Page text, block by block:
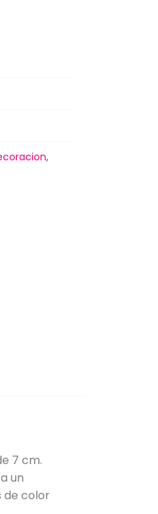
,
7 cm.
un
de color